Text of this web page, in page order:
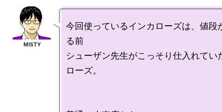
今回使っているインカローズは、値段
る前
シューザン先生がこっそり仕入れてい
ローズ。